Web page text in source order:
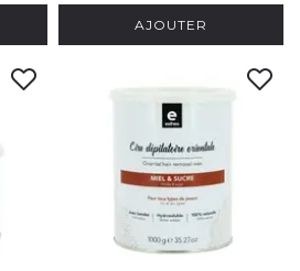
AJOUTER